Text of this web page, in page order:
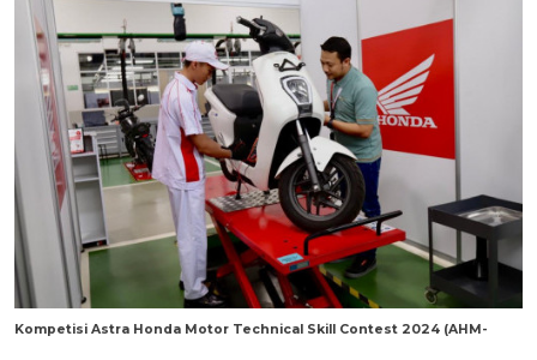
Kompetisi Astra Honda Motor Technical Skill Contest 2024 (AHM-